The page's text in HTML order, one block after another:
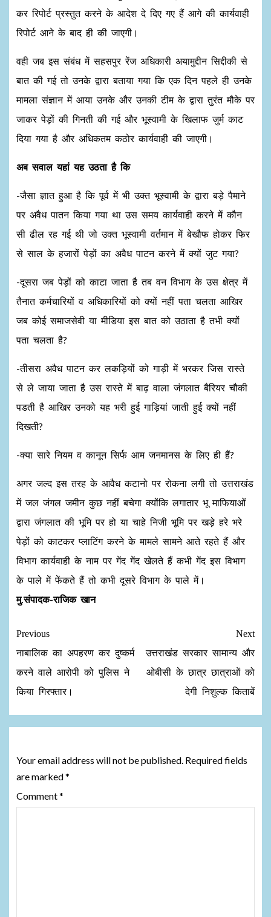
कर रिपोर्ट प्रस्तुत करने के आदेश दे दिए गए हैं आगे की कार्यवाही
रिपोर्ट आने के बाद ही की जाएगी।
वही जब इस संबंध में सहसपुर रेंज अधिकारी अयामुद्दीन सिद्दीकी से
बात की गई तो उनके द्वारा बताया गया कि एक दिन पहले ही उनके
मामला संज्ञान में आया उनके और उनकी टीम के द्वारा तुरंत मौके पर
जाकर पेड़ों की गिनती की गई और भूस्वामी के खिलाफ जुर्म काट
दिया गया है और अधिकतम कठोर कार्यवाही की जाएगी।
अब सवाल यहां यह उठता है कि
-जैसा ज्ञात हुआ है कि पूर्व में भी उक्त भूस्वामी के द्वारा बड़े पैमाने
पर अवैध पातन किया गया था उस समय कार्यवाही करने में कौन
सी ढील रह गई थी जो उक्त भूस्वामी वर्तमान में बेखौफ होकर फिर
से साल के हजारों पेड़ों का अवैध पाटन करने में क्यों जुट गया?
-दूसरा जब पेड़ों को काटा जाता है तब वन विभाग के उस क्षेत्र में
तैनात कर्मचारियों व अधिकारियों को क्यों नहीं पता चलता आखिर
जब कोई समाजसेवी या मीडिया इस बात को उठाता है तभी क्यों
पता चलता है?
-तीसरा अवैध पाटन कर लकड़ियों को गाड़ी में भरकर जिस रास्ते
से ले जाया जाता है उस रास्ते में बाढ़ वाला जंगलात बैरियर चौकी
पडती है आखिर उनको यह भरी हुई गाड़ियां जाती हुई क्यों नहीं
दिखती?
-क्या सारे नियम व कानून सिर्फ आम जनमानस के लिए ही हैं?
अगर जल्द इस तरह के आवैध कटानो पर रोकना लगी तो उत्तराखंड
में जल जंगल जमीन कुछ नहीं बचेगा क्योंकि लगातार भू माफियाओं
द्वारा जंगलात की भूमि पर हो या चाहे निजी भूमि पर खड़े हरे भरे
पेड़ों को काटकर प्लाटिंग करने के मामले सामने आते रहते हैं और
विभाग कार्यवाही के नाम पर गेंद गेंद खेलते हैं कभी गेंद इस विभाग
के पाले में फेंकते हैं तो कभी दूसरे विभाग के पाले में।
मु.संपादक-राजिक खान
Previous
नाबालिक का अपहरण कर दुष्कर्म
करने वाले आरोपी को पुलिस ने
किया गिरफ्तार।
Next
उत्तराखंड सरकार सामान्य और
ओबीसी के छात्र छात्राओं को
देगी निशुल्क किताबें
Your email address will not be published. Required fields
are marked*
Comment*